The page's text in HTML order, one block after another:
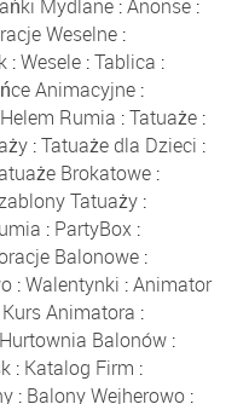
Mydlane:Anonse:
Weselne :
:Wesele:Tablica :
Animacyjne :
Rumia :Tatuaże:
:Tatuaże dla Dzieci :
Brokatowe:
Tatuaży :
: PartyBox:
Balonowe :
:Walentynki :Animator
Kurs Animatora :
Hurtownia Balonów :
: Katalog Firm :
: Balony Wejherowo: